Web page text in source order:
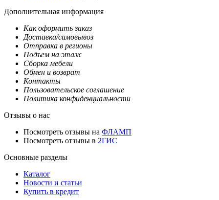
Дополнительная информация
Как оформить заказ
Доставка/самовывоз
Отправка в регионы
Подъем на этаж
Сборка мебели
Обмен и возврат
Контакты
Пользовательское соглашение
Политика конфиденциальности
Отзывы о нас
Посмотреть отзывы на ФЛАМП
Посмотреть отзывы в 2ГИС
Основные разделы
Каталог
Новости и статьи
Купить в кредит